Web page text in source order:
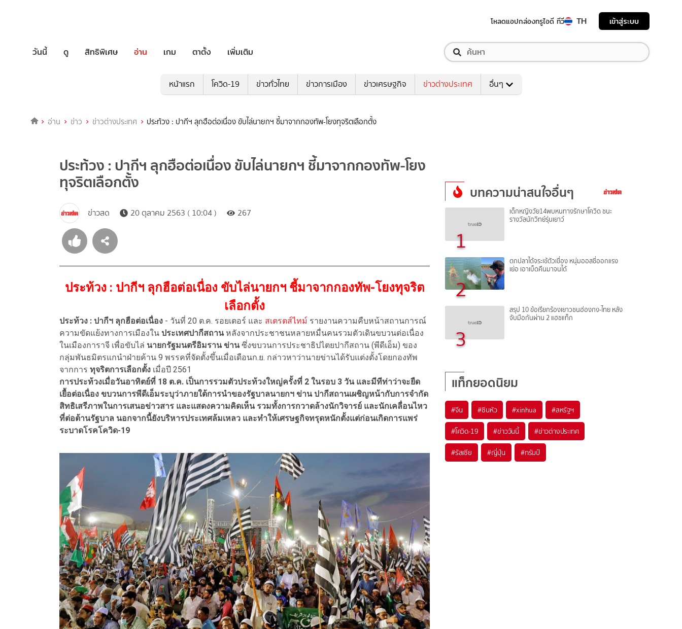
โหลดแอปกล่องทรูไอดี ทีวี TH เข้าสู่ระบบ
วันนี้ ดู สิทธิพิเศษ อ่าน เกม ตาตั้ง เพิ่มเติม
หน้าแรก โควิด-19 ข่าวทั่วไทย ข่าวการเมือง ข่าวเศรษฐกิจ ข่าวต่างประเทศ อื่นๆ
อ่าน ข่าว ข่าวต่างประเทศ ประท้วง : ปากีฯ ลุกฮือต่อเนื่อง ขับไล่นายกฯ ชี้มาจากกองทัพ-โยงทุจริตเลือกตั้ง
ประท้วง : ปากีฯ ลุกฮือต่อเนื่อง ขับไล่นายกฯ ชี้มาจากกองทัพ-โยง
ทุจริตเลือกตั้ง
ข่าวสด 20 ตุลาคม 2563 ( 10:04 ) 267
ประท้วง : ปากีฯ ลุกฮือต่อเนื่อง ขับไล่นายกฯ ชี้มาจากกองทัพ-โยงทุจริต
เลือกตั้ง
ประท้วง : ปากีฯ ลุกฮือต่อเนื่อง - วันที่ 20 ต.ค. รอยเตอร์ และ สเตรตส์ไทม์ รายงานความคืบหน้าสถานการณ์
ความขัดแย้งทางการเมืองใน ประเทศปากีสถานหลังจากประชาชนหลายหมื่นคนรวมตัวเดินขบวนต่อเนื่อง
ในเมืองการาจี เพื่อขับไล่ นายกรัฐมนตรีอิมราน ข่านซึ่งขบวนการประชาธิปไตยปากีสถาน (พีดีเอ็ม) ของ
กลุ่มพันธมิตรแกนำฝ่ายค้าน 9 พรรคที่จัดตั้งขึ้นเมื่อเดือนก.ย. กล่าวหาว่านายข่านได้รับแต่งตั้งโดยกองทัพ
จากการ ทุจริตการเลือกตั้ง เมื่อปี 2561
การประท้วงเมื่อวันอาทิตย์ที่ 18 ต.ค. เป็นการรวมตัวประท้วงใหญ่ครั้งที่ 2 ในรอบ 3 วัน และมีทีท่าว่าจะยืด
เยื้อต่อเนื่อง ขบวนการพีดีเอ็มระบุว่าภายใต้การนำของรัฐบาลนายกฯ ข่าน ปากีสถานเผชิญหน้ากับการจำกัด
สิทธิเสรีภาพในการเสนอข่าวสาร และแสดงความคิดเห็น รวมทั้งการกวาดล้างนักวิจารย์ และนักเคลื่อนไหว
ที่ต่อต้านรัฐบาล นอกจากนี้ยังบริหารประเทศล้มเหลว และทำให้เศรษฐกิจทรุดหนักตั้งแต่ก่อนเกิดการแพร่
ระบาดโรคโควิด-19
บทความน่าสนใจอื่นๆ
1
เด็กหญิงวัย14พบหนทางรักษาโควิด ชนะ
รางวัลนักวิทย์รุ่นเยาว์
2
ตกปลาได้จระเข้ตัวเขื่อง หนุ่มออสซี่ออกแรง
เย่อ เอาเบ็ดคืนมาจนได้
3
สรุป 10 ข้อเรียกร้องเยาวชนฮ่องกง-ไทย หลัง
จับมือกันผ่าน 2 แฮชแท็ก
แท็กยอดนิยม
#จีน #ซินหัว #xinhua #สหรัฐฯ
#โควิด-19 #ข่าววันนี้ #ข่าวต่างประเทศ
#รัสเซีย #ญี่ปุ่น #ทรัมป์